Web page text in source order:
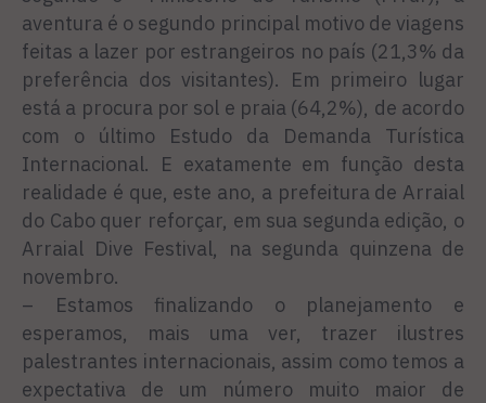
aventura é o segundo principal motivo de viagens
feitas a lazer por estrangeiros no país (21,3% da
preferência dos visitantes). Em primeiro lugar
está a procura por sol e praia (64,2%), de acordo
com o último Estudo da Demanda Turística
Internacional. E exatamente em função desta
realidade é que, este ano, a prefeitura de Arraial
do Cabo quer reforçar, em sua segunda edição, o
Arraial Dive Festival, na segunda quinzena de
novembro.
– Estamos finalizando o planejamento e
esperamos, mais uma ver, trazer ilustres
palestrantes internacionais, assim como temos a
expectativa de um número muito maior de